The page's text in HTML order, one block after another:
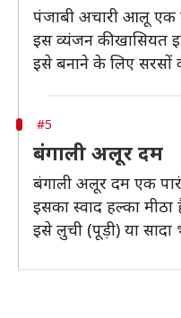
पंजाबी अचारी आलू एक
इस व्यंजन की खासियत
इसे बनाने के लिए सरसों
#5
बंगाली अलूर दम
बंगाली अलूर दम एक
इसका स्वाद हल्का
इसे लुची (पूड़ी) या